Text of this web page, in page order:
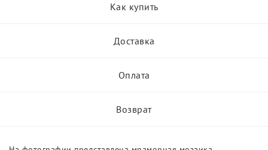
Как купить
Доставка
Оплата
Возврат